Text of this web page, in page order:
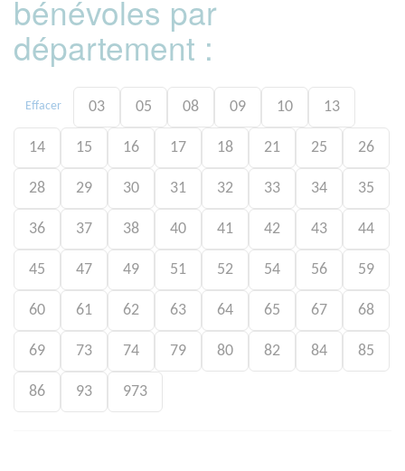
bénévoles par
département :
Effacer 03 05 08 09 10 13
14 15 16 17 18 21 25 26
28 29 30 31 32 33 34 35
36 37 38 40 41 42 43 44
45 47 49 51 52 54 56 59
60 61 62 63 64 65 67 68
69 73 74 79 80 82 84 85
86 93 973